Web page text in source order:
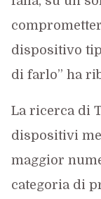
dispositivo
di farlo” ha
La ricerca di
dispositivi
maggior
categoria di